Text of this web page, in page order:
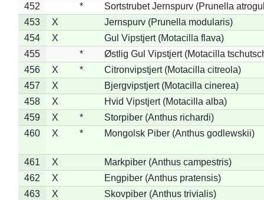
452
*
Sortstrubet Jernspurv (Prunella
453
X
Jernspurv (Prunella modularis)
454
X
Gul Vipstjert (Motacilla flava)
455
*
Østlig Gul Vipstjert (Motacilla
456
X *
Citronvipstjert (Motacilla citreola)
457
X
Bjergvipstjert (Motacilla cinerea)
458
X
Hvid Vipstjert (Motacilla alba)
459
X *
Storpiber (Anthus richardi)
460
X * Mongolsk Piber (Anthus godlewskii)
461 X
Markpiber (Anthus campestris)
462
X
Engpiber (Anthus pratensis)
463
X Skovpiber (Anthus trivialis)